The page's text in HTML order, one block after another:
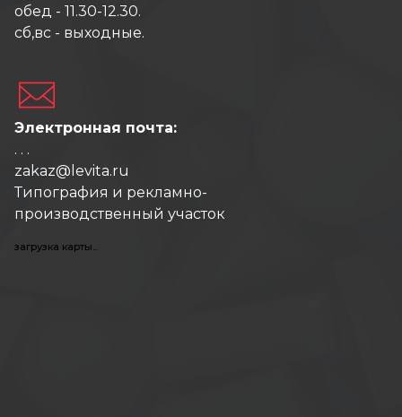
обед - 11.30-12.30.
сб,вс - выходные.
Электронная почта:
. . .
zakaz@levita.ru
Типография и рекламно-
производственный участок
загрузка карты...